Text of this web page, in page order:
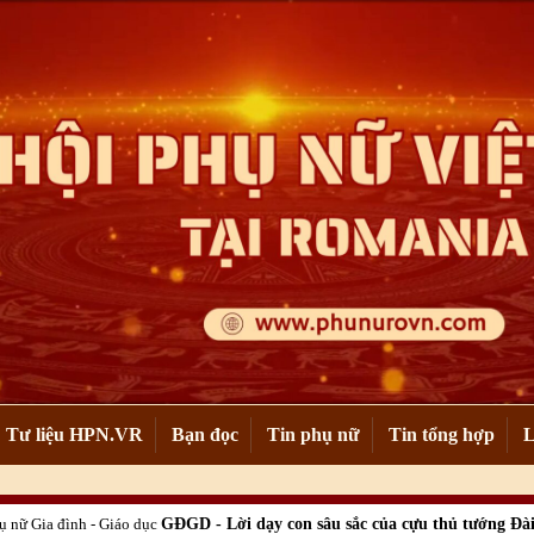
Tư liệu HPN.VR Bạn đọc Tin phụ nữ Tin tổng hợp
nữ Gia đình - Giáo dục GĐGD - Lời dạy con sâu sắc của cựu thủ tướng